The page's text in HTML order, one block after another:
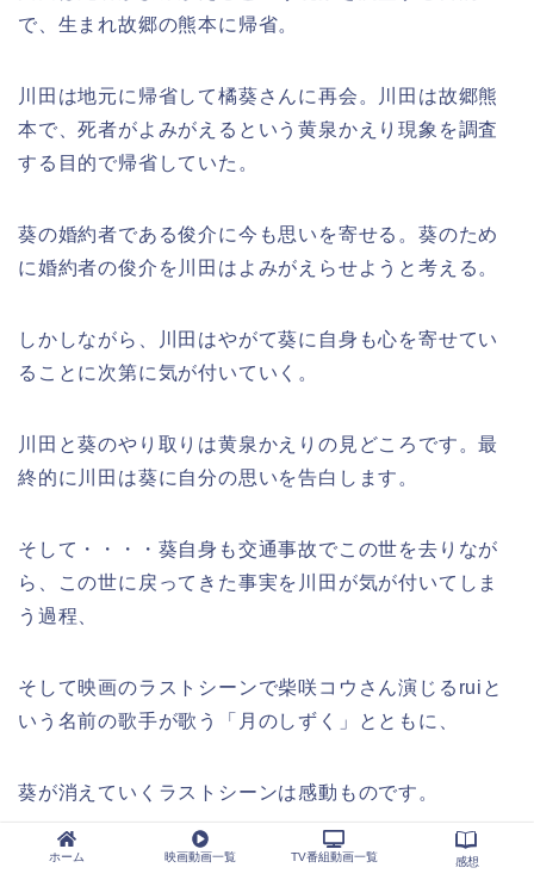
で、生まれ故郷の熊本に帰省。
川田は地元に帰省して橘葵さんに再会。川田は故郷熊
本で、死者がよみがえるという黄泉かえり現象を調査
する目的で帰省していた。
葵の婚約者である俊介に今も思いを寄せる。葵のため
に婚約者の俊介を川田はよみがえらせようと考える。
しかしながら、川田はやがて葵に自身も心を寄せてい
ることに次第に気が付いていく。
川田と葵のやり取りは黄泉かえりの見どころです。最
終的に川田は葵に自分の思いを告白します。
そして・・・・葵自身も交通事故でこの世を去りなが
ら、この世に戻ってきた事実を川田が気が付いてしま
う過程、
そして映画のラストシーンで柴咲コウさん演じるruiと
いう名前の歌手が歌う「月のしずく」とともに、
葵が消えていくラストシーンは感動ものです。
ルイも事故で死亡したといわれていた伝説の歌手。阿
ホーム 映画動画一覧 TV番組動画一覧 感想